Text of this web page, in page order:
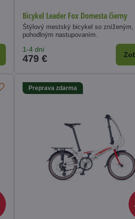
Bicykel Leader Fox Domesta čierny
Štýlový mestský bicykel so zníženým,
pohodlným nastupovaním.
1-4 dni
479 €
Preprava zdarma